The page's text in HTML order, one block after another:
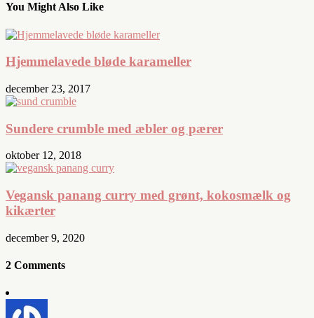
You Might Also Like
Hjemmelavede bløde karameller
december 23, 2017
Sundere crumble med æbler og pærer
oktober 12, 2018
Vegansk panang curry med grønt, kokosmælk og
kikærter
december 9, 2020
2 Comments